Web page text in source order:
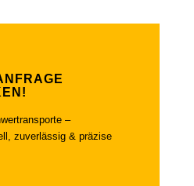
–
zuverlässig & präzise